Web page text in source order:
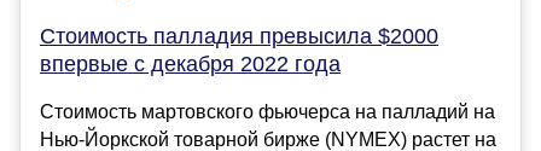
Стоимость палладия превысила $2000
впервые с декабря 2022 года
Стоимость мартовского фьючерса на палладий на
Нью-Йоркской товарной бирже (NYMEX) растет на